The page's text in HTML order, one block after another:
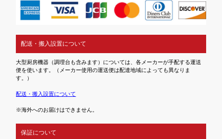
配送・搬入設置について
大型厨房機器（調理台も含みます）については、各メーカーが手配する運送
便を使います。（メーカー使用の運送便は配達地域によっても異なりま
す。）
配送・搬入設置について
※海外へのお届けはできません。
保証について